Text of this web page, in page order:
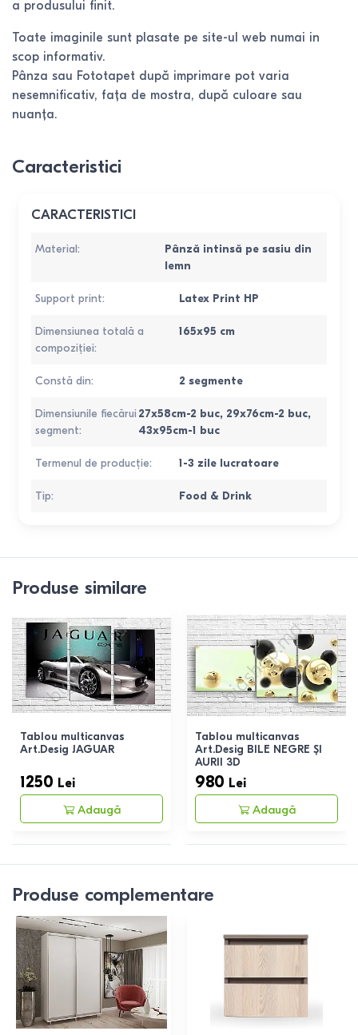
a produsului finit.
Toate imaginile sunt plasate pe site-ul web numai in
scop informativ.
Pânza sau Fototapet după imprimare pot varia
nesemnificativ, fața de mostra, după culoare sau
nuanța.
Caracteristici
CARACTERISTICI
Material:
Pânză intinsă pe sasiu din
lemn
Support print: Latex Print HP
Dimensiunea totală a
compoziției:
165x95 cm
Constă din: 2 segmente
Dimensiunile fiecărui
segment:
27x58cm-2 buc, 29x76cm-2 buc,
43x95cm-1 buc
Termenul de producție: 1-3 zile lucratoare
Tip: Food & Drink
Produse similare
Tablou multicanvas
Art.Desig JAGUAR
1250 Lei
Adaugă
Tablou multicanvas
Art.Desig BILE NEGRE ȘI
AURII 3D
980 Lei
Adaugă
Produse complementare